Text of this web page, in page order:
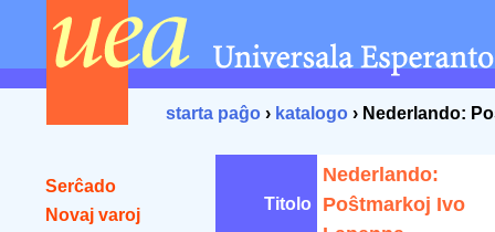
starta paĝo › katalogo › Nederlando:
Serĉado
Novaj varoj
Titolo
Nederlando:
Poŝtmarkoj Ivo